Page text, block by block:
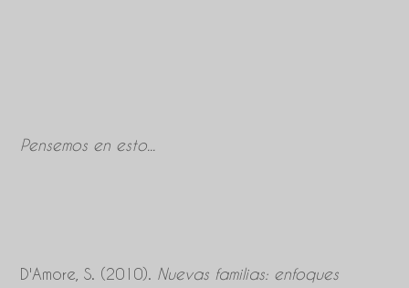
Pensemos en esto...
D'Amore, S. (2010). Nuevas familias: enfoques